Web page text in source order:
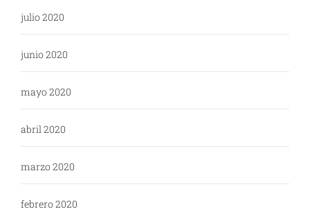
julio 2020
junio 2020
mayo 2020
abril 2020
marzo 2020
febrero 2020